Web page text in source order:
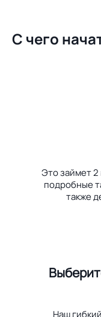
С чего
Это займет
подробные
также
Наш